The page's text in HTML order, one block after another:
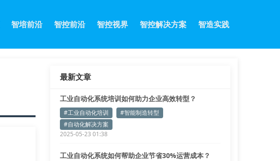
智培前沿 智控前沿 智控视界 智控解决方案 智造实践
最新文章
工业自动化系统培训如何助力企业高效转型？
#工业自动化培训
#智能制造转型
#自动化解决方案
2025-05-23 01:38
工业自动化系统如何帮助企业节省30%运营成本？